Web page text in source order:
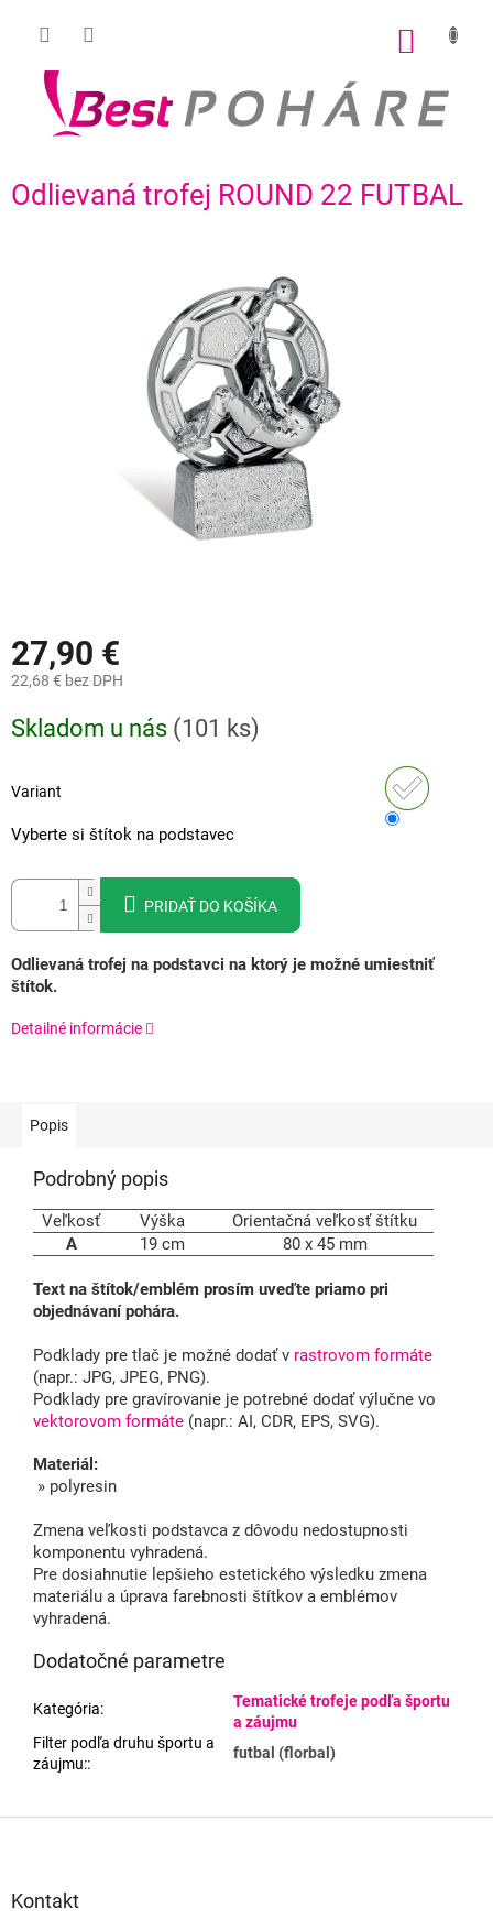
Odlievaná trofej ROUND 22 FUTBAL
27,90 €
22,68 € bez DPH
cena:
Skladom u nás (101 ks)
Variant
Vyberte si štítok na podstavec
PRIDAŤ DO KOŠÍKA
Odlievaná trofej na podstavci na ktorý je možné umiestniť
štítok.
Detailné informácie
Popis
Podrobný popis
Veľkosť Výška
Orientačná veľkosť štítku
A
19 cm 80 x 45 mm
Text na štítok/emblém prosím uveďte priamo pri
objednávaní pohára.
Podklady pre tlač je možné dodať v rastrovom formáte
(napr.: JPG, JPEG, PNG).
Podklady pre gravírovanie je potrebné dodať výlučne vo
vektorovom formáte (napr.: AI, CDR, EPS, SVG).
Materiál:
» polyresin
Zmena veľkosti podstavca z dôvodu nedostupnosti
komponentu vyhradená.
Pre dosiahnutie lepšieho estetického výsledku zmena
materiálu a úprava farebnosti štítkov a emblémov
vyhradená.
Dodatočné parametre
Kategória:
Tematické trofeje podľa športu
a záujmu
Filter podľa druhu športu a
záujmu::
futbal (florbal)
Kontakt